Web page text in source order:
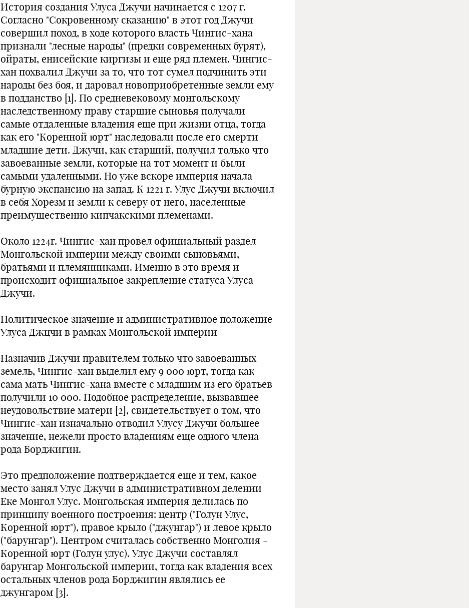
История создания Улуса Джучи начинается с 1207 г.
Согласно "Сокровенному сказанию" в этот год Джучи
совершил поход, в ходе которого власть Чингис-хана
признали "лесные народы" (предки современных бурят),
ойраты, енисейские киргизы и еще ряд племен. Чингис-
хан похвалил Джучи за то, что тот сумел подчинить эти
народы без боя, и даровал новоприобретенные земли ему
в подданство [1]. По средневековому монгольскому
наследственному праву старшие сыновья получали
самые отдаленные владения еще при жизни отца, тогда
как его "Коренной юрт" наследовали после его смерти
младшие дети. Джучи, как старший, получил только что
завоеванные земли, которые на тот момент и были
самыми удаленными. Но уже вскоре империя начала
бурную экспансию на запад. К 1221 г. Улус Джучи включил
в себя Хорезм и земли к северу от него, населенные
преимущественно кипчакскими племенами.
Около 1224г. Чингис-хан провел официальный раздел
Монгольской империи между своими сыновьями,
братьями и племянниками. Именно в это время и
происходит официальное закрепление статуса Улуса
Джучи.
Политическое значение и административное положение
Улуса Джцчи в рамках Монгольской империи
Назначив Джучи правителем только что завоеванных
земель, Чингис-хан выделил ему 9 000 юрт, тогда как
сама мать Чингис-хана вместе с младшим из его братьев
получили 10 000. Подобное распределение, вызвавшее
неудовольствие матери [2], свидетельствует о том, что
Чингис-хан изначально отводил Улусу Джучи большее
значение, нежели просто владениям еще одного члена
рода Борджигин.
Это предположение подтверждается еще и тем, какое
место занял Улус Джучи в административном делении
Еке Монгол Улус. Монгольская империя делилась по
принципу военного построения: центр ("Голун Улус,
Коренной юрт"), правое крыло ("джунгар") и левое крыло
("барунгар"). Центром считалась собственно Монголия -
Коренной юрт (Голун улус). Улус Джучи составлял
барунгар Монгольской империи, тогда как владения всех
остальных членов рода Борджигин являлись ее
джунгаром [3].